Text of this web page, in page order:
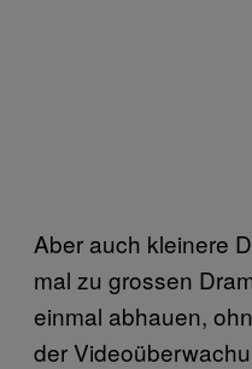
Aber auch kleinere
mal zu grossen
einmal abhauen,
der